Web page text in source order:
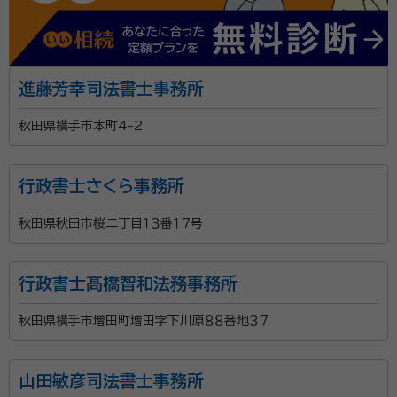
進藤芳幸司法書士事務所
秋田県横手市本町4-2
行政書士さくら事務所
秋田県秋田市桜二丁目１３番１７号
行政書士髙橋智和法務事務所
秋田県横手市増田町増田字下川原８８番地３７
山田敏彦司法書士事務所